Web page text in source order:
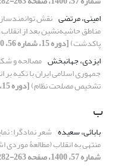
امینی، مرتضی نقش
مناطق حاشیه‌نشین بعد از
پاکدشت)[دوره 15، شماره 56، 1400، صفحه 3-26]
ایزدی، جهانبخش مصالحه و
جمهوری اسلامی ایران با تکیه
تشخیص مصلحت نظام)[دوره 15، شماره 56، 1400، صفحه 319-338]
ب
بابائی، سعیده شعرِ نمادگرا؛
منتهی به انقلاب (مطالعۀ موردی
شماره 57، 1400، صفحه 263-282]